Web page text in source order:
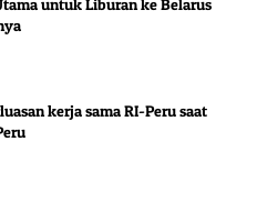
untuk Liburan ke Belarus
kerja sama RI-Peru saat